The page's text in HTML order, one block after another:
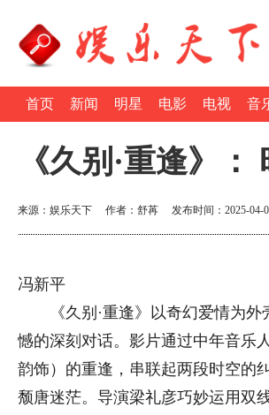
首页 新闻 明星 电影 电视 音
《久别·重逢》
来源：娱乐天下 作者：舒苒 发布时间：2025-
冯新平
《久别·重逢》以奇幻爱情为外
憾的深刻对话。影片通过中年音乐
韵饰）的重逢，串联起两段时空
颓唐迷茫。导演梁礼彦巧妙运用双